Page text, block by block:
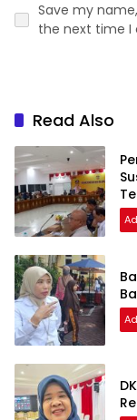
Save my
the next time
Read Also